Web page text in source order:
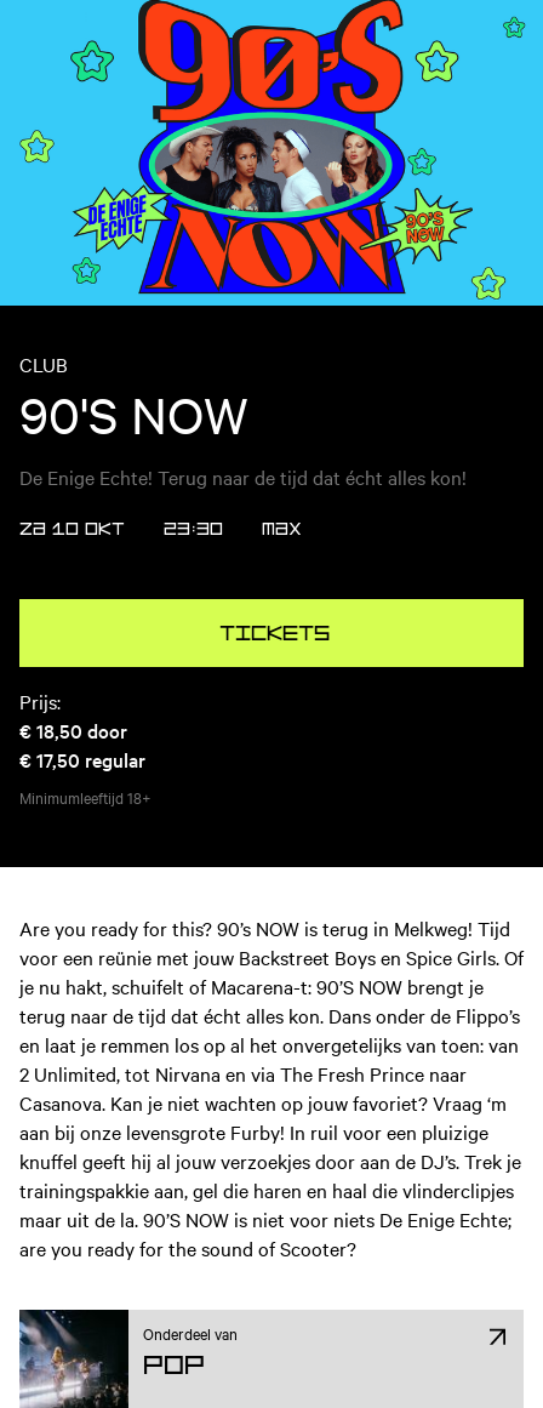
CLUB
90'S NOW
De Enige Echte! Terug naar de tijd dat écht alles kon!
ZA 10 OKT 23:30 MAX
Tickets
Prijs:
€ 18,50 door
€ 17,50 regular
Minimumleeftijd 18+
Are you ready for this? 90’s NOW is terug in Melkweg! Tijd
voor een reünie met jouw Backstreet Boys en Spice Girls. Of
je nu hakt, schuifelt of Macarena-t: 90’S NOW brengt je
terug naar de tijd dat écht alles kon. Dans onder de Flippo’s
en laat je remmen los op al het onvergetelijks van toen: van
2 Unlimited, tot Nirvana en via The Fresh Prince naar
Casanova. Kan je niet wachten op jouw favoriet? Vraag ‘m
aan bij onze levensgrote Furby! In ruil voor een pluizige
knuffel geeft hij al jouw verzoekjes door aan de DJ’s. Trek je
trainingspakkie aan, gel die haren en haal die vlinderclipjes
maar uit de la. 90’S NOW is niet voor niets De Enige Echte;
are you ready for the sound of Scooter?
Onderdeel van
Pop